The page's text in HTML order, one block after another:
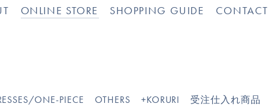
ONLINE STORE SHOPPING GUIDE CONTACT
ONE-PIECE OTHERS +KORURI 受注仕入れ商品